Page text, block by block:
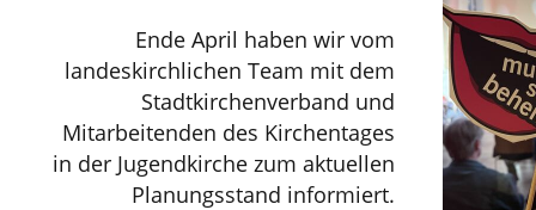
Ende April haben wir vom
landeskirchlichen Team mit dem
Stadtkirchenverband und
Mitarbeitenden des Kirchentages
in der Jugendkirche zum aktuellen
Planungsstand informiert.